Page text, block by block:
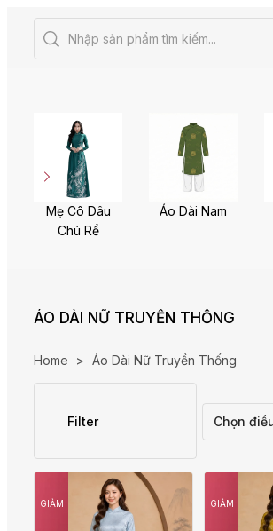
Mẹ Cô Dâu
Chú Rể
Áo Dài Nam
Filter Chọn
GIẢM GIẢM
Home > Áo Dài Nữ Truyền Thống
ÁO DÀI NỮ TRUYỀN THỐNG